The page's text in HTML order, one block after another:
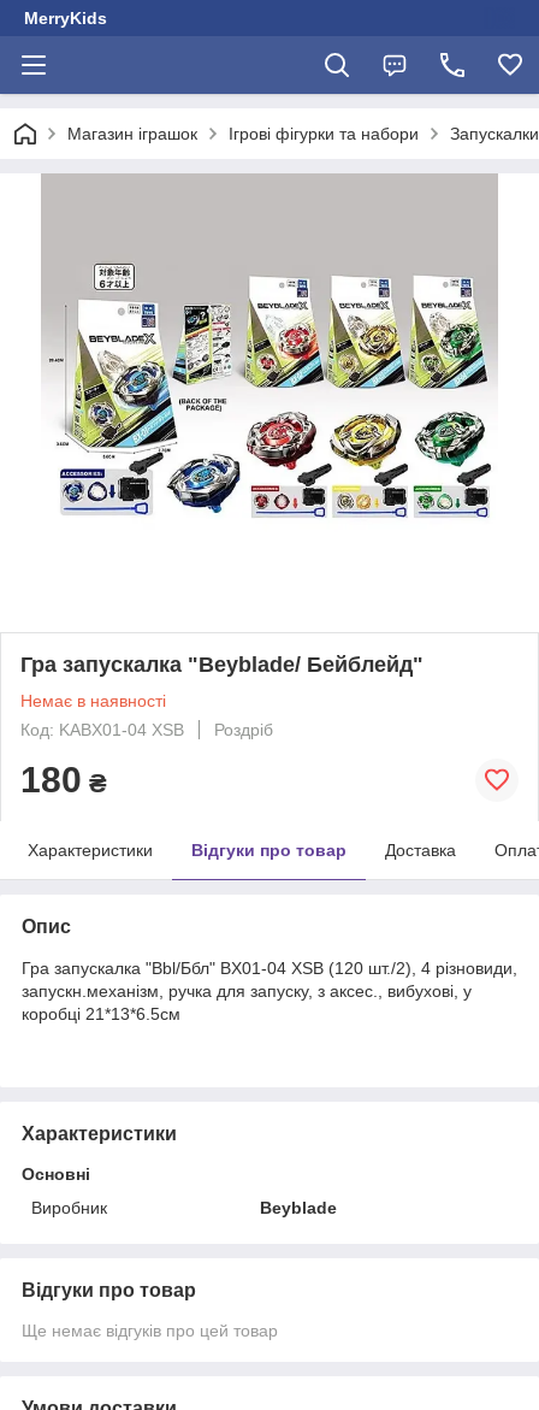
MerryKids
Магазин іграшок Ігрові фігурки та набори
Гра запускалка "Beyblade/ Бейблейд"
Немає в наявності
Код: KABX01-04 XSB
Роздріб
180 ₴
Характеристики Відгуки про товар Доставка
Опис
Гра запускалка "Bbl/Ббл" BX01-04 XSB (120 шт./2), 4 різновиди,
запускн.механізм, ручка для запуску, з аксес., вибухові, у
коробці 21*13*6.5см
Характеристики
Основні
Виробник
Beyblade
Відгуки про товар
Ще немає відгуків про цей товар